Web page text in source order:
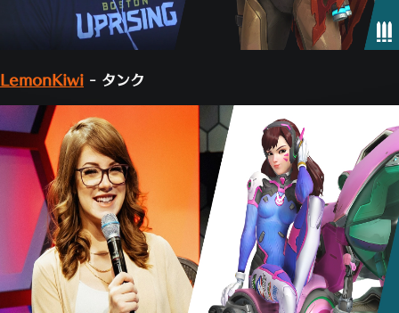
LemonKiwi - タンク